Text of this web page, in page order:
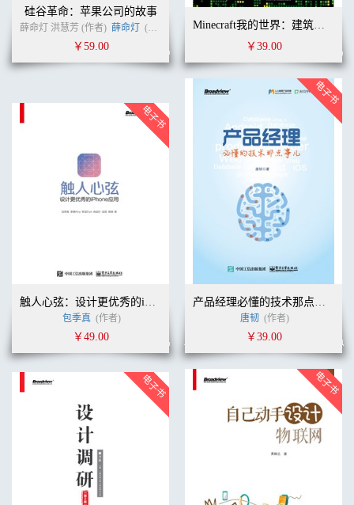
硅谷革命：苹果公司的故事
薛命灯 洪慧芳 (作者) 薛命灯 (译者)
￥59.00
Minecraft我的世界：建筑教程大全
￥39.00
触人心弦：设计更优秀的iPhone应用
包季真 (作者)
￥49.00
产品经理必懂的技术那点事儿
唐韧 (作者)
￥39.00